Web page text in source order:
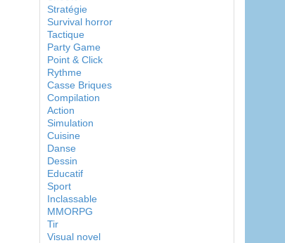
Stratégie
Survival horror
Tactique
Party Game
Point & Click
Rythme
Casse Briques
Compilation
Action
Simulation
Cuisine
Danse
Dessin
Educatif
Sport
Inclassable
MMORPG
Tir
Visual novel